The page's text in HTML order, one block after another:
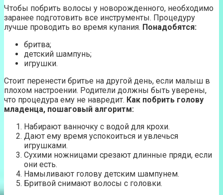
Чтобы побрить волосы у новорожденного, необходимо
заранее подготовить все инструменты. Процедуру
лучше проводить во время купания. Понадобятся:
бритва;
детский шампунь;
игрушки.
Стоит перенести бритье на другой день, если малыш в
плохом настроении. Родители должны быть уверены,
что процедура ему не навредит. Как побрить голову
младенца, пошаговый алгоритм:
Набирают ванночку с водой для крохи.
Дают ему время успокоиться и увлечься
игрушками.
Сухими ножницами срезают длинные пряди, если
они есть.
Намыливают голову детским шампунем.
Бритвой снимают волосы с головки.